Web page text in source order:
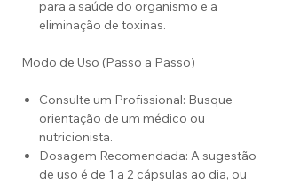
para a saúde do organismo e a
eliminação de toxinas.
Modo de Uso (Passo a Passo)
Consulte um Profissional: Busque
orientação de um médico ou
nutricionista.
Dosagem Recomendada: A sugestão
de uso é de 1 a 2 cápsulas ao dia, ou